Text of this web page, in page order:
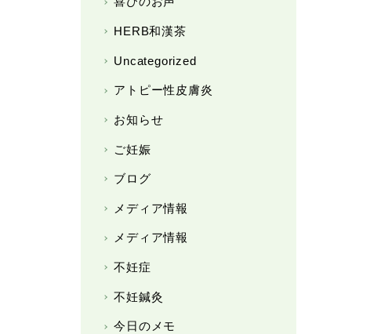
HERB和漢茶
Uncategorized
アトピー性皮膚炎
お知らせ
ご妊娠
ブログ
メディア情報
メディア情報
不妊症
不妊鍼灸
今日のメモ